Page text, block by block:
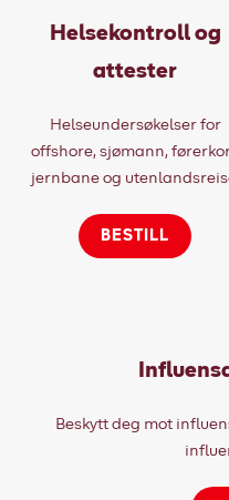
Falck Globalt
HMS-verktøy
Helsekontroll og
attester
Helseundersøkelser for
offshore, sjømann,
jernbane og
BESTILL
Beskytt deg mot